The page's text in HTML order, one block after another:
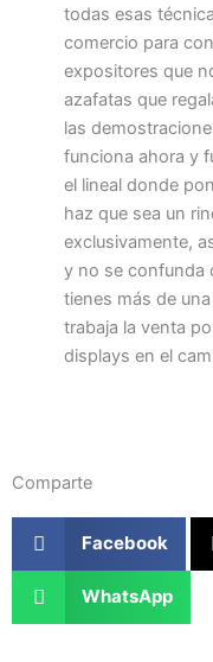
todas esas
comercio para
expositores que
azafatas que
las
funciona ahora y
el lineal donde
haz que sea un
exclusivamente,
y no se confunda
tienes más de
trabaja la venta
displays en el
Comparte
Facebook
WhatsApp